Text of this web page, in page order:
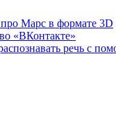
Марс в формате 3D
«ВКонтакте»
речь с